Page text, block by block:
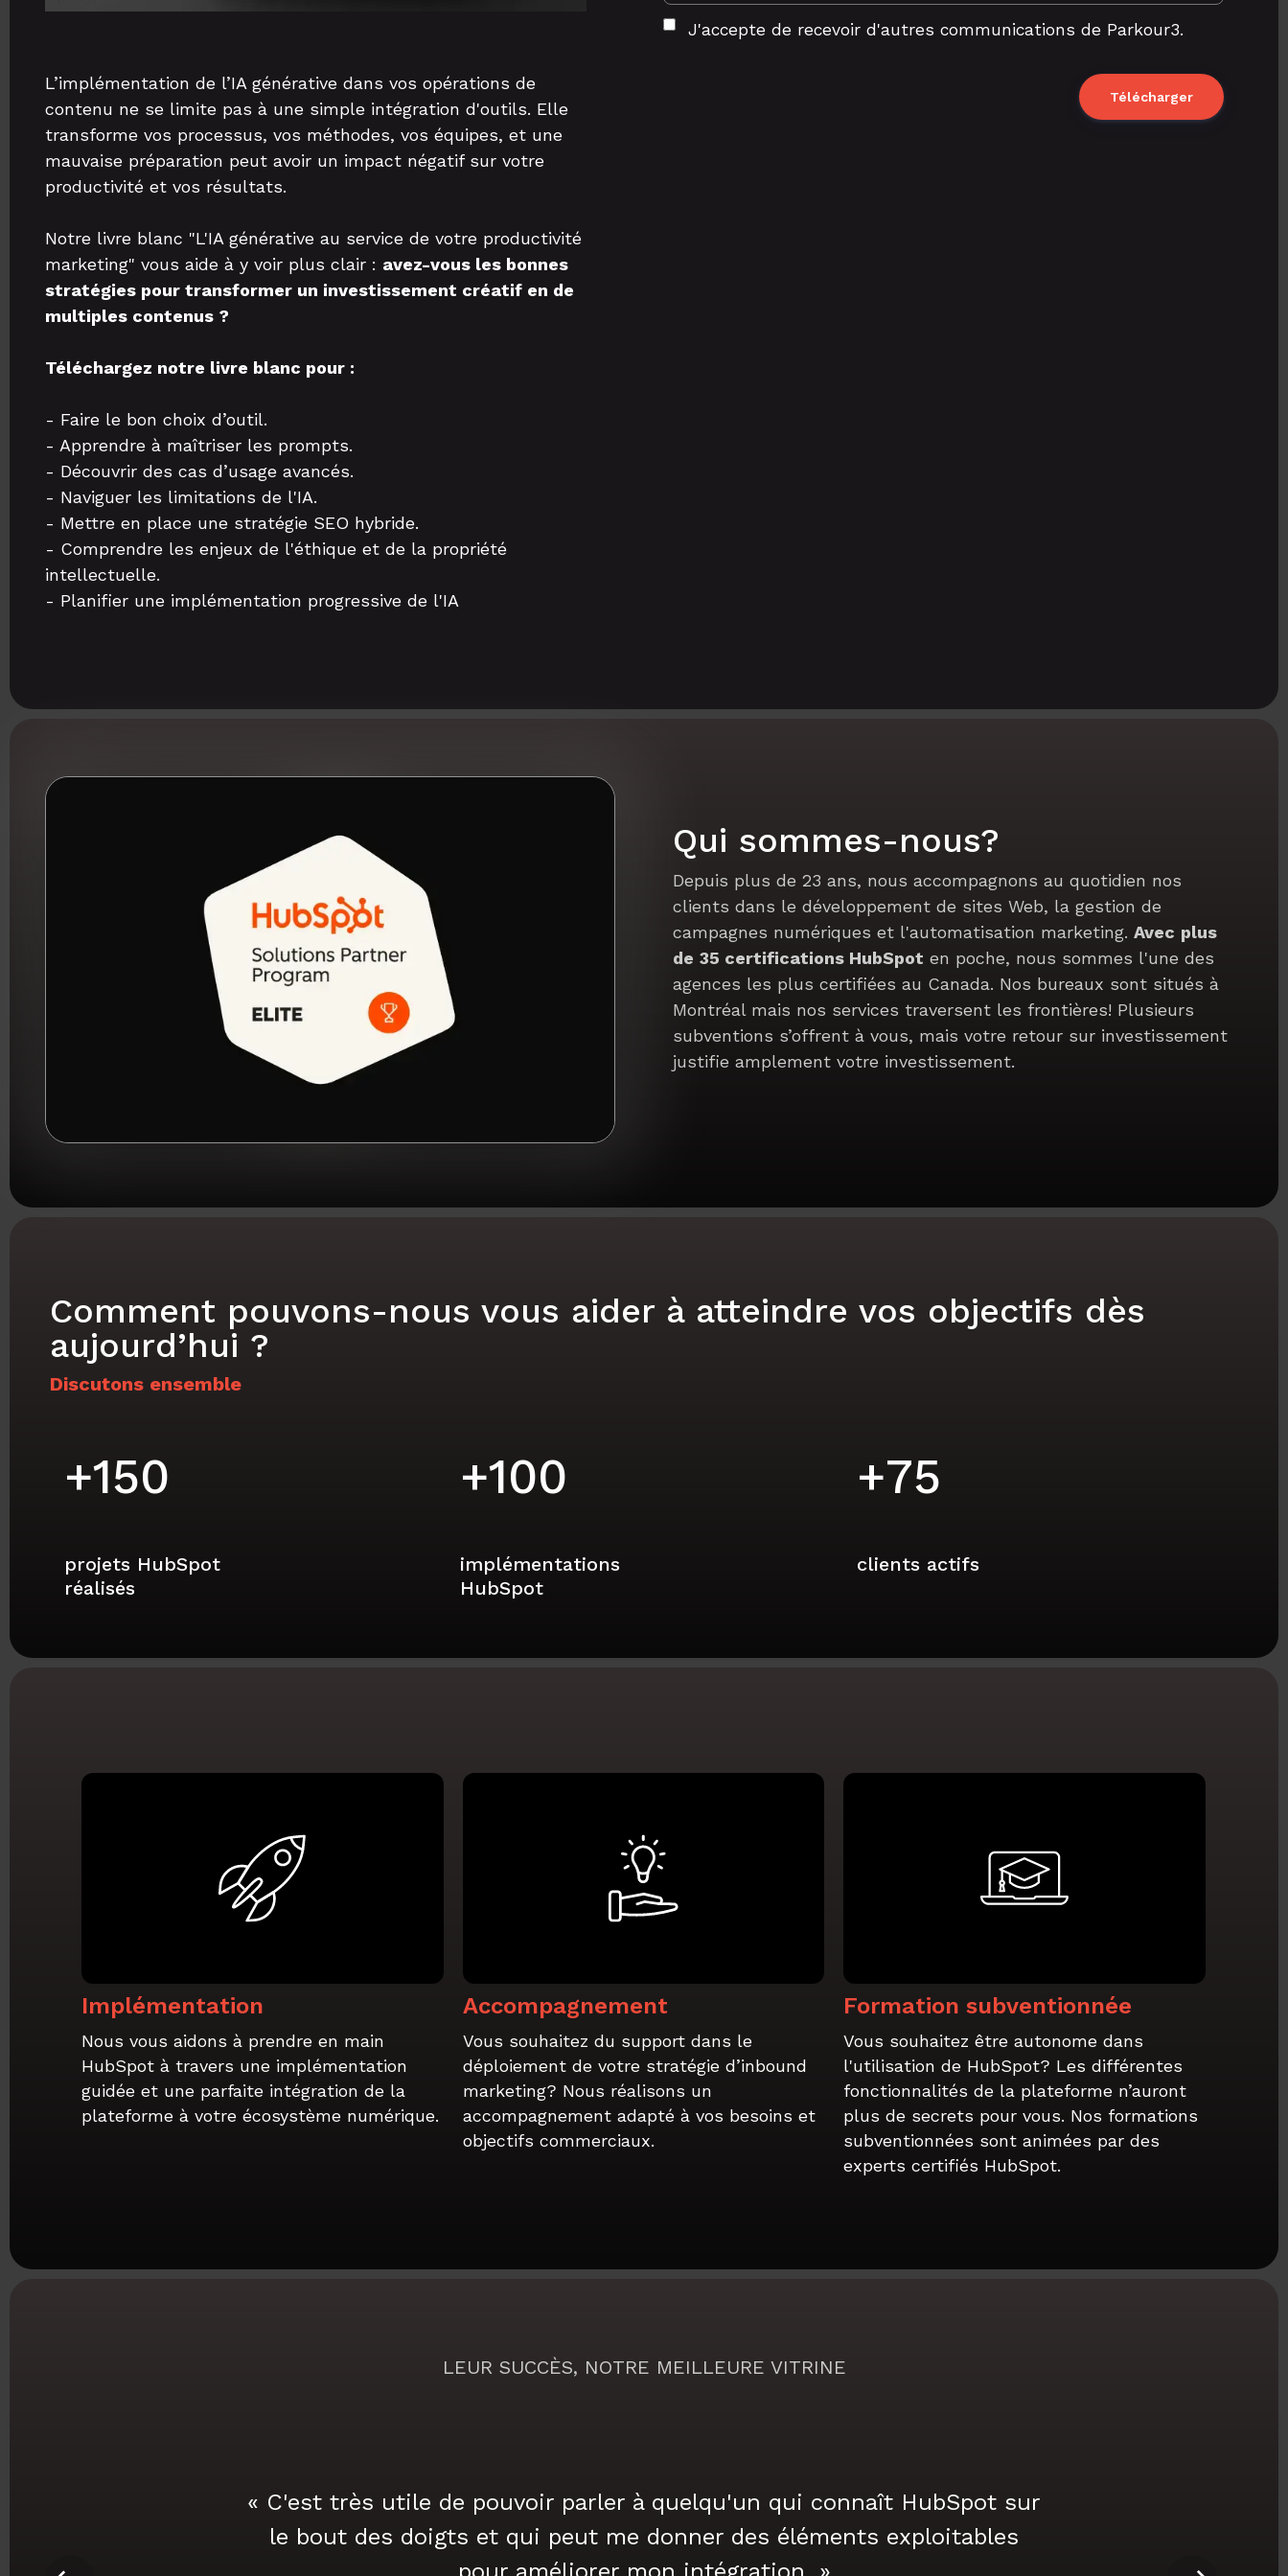
L’implémentation de l’IA générative dans vos opérations de
contenu ne se limite pas à une simple intégration d'outils. Elle
transforme vos processus, vos méthodes, vos équipes, et une
mauvaise préparation peut avoir un impact négatif sur votre
productivité et vos résultats.
Notre livre blanc "L'IA générative au service de votre productivité
marketing" vous aide à y voir plus clair : avez-vous les bonnes
stratégies pour transformer un investissement créatif en de
multiples contenus ?
Téléchargez notre livre blanc pour :
- Faire le bon choix d’outil.
- Apprendre à maîtriser les prompts.
- Découvrir des cas d’usage avancés.
- Naviguer les limitations de l'IA.
- Mettre en place une stratégie SEO hybride.
- Comprendre les enjeux de l'éthique et de la propriété
intellectuelle.
- Planifier une implémentation progressive de l'IA
J'accepte de recevoir d'autres communications de Parkour3.
Qui sommes-nous?
Depuis plus de 23 ans, nous accompagnons au quotidien nos
clients dans le développement de sites Web, la gestion de
campagnes numériques et l'automatisation marketing. Avec plus
de 35 certifications HubSpot en poche, nous sommes l'une des
agences les plus certifiées au Canada. Nos bureaux sont situés à
Montréal mais nos services traversent les frontières! Plusieurs
subventions s’offrent à vous, mais votre retour sur investissement
justifie amplement votre investissement.
Comment pouvons-nous vous aider à atteindre vos objectifs dès
aujourd’hui ?
Discutons ensemble
+150
projets HubSpot
réalisés
+100
implémentations
HubSpot
+75
clients actifs
Implémentation
Nous vous aidons à prendre en main
HubSpot à travers une implémentation
guidée et une parfaite intégration de la
plateforme à votre écosystème numérique.
Accompagnement
Vous souhaitez du support dans le
déploiement de votre stratégie d’inbound
marketing? Nous réalisons un
accompagnement adapté à vos besoins et
objectifs commerciaux.
Formation subventionnée
Vous souhaitez être autonome dans
l'utilisation de HubSpot? Les différentes
fonctionnalités de la plateforme n’auront
plus de secrets pour vous. Nos formations
subventionnées sont animées par des
experts certifiés HubSpot.
LEUR SUCCÈS, NOTRE MEILLEURE VITRINE
« C'est très utile de pouvoir parler à quelqu'un qui connaît HubSpot sur
le bout des doigts et qui peut me donner des éléments exploitables